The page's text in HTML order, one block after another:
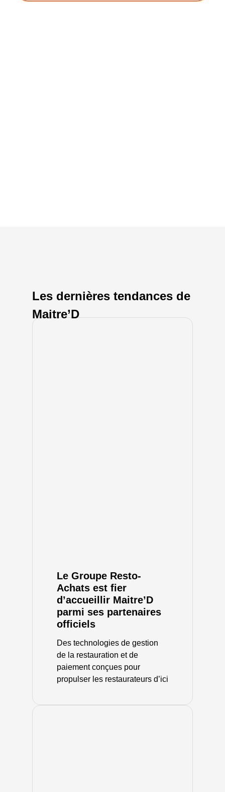
Les dernières tendances de
Maitre’D
Le Groupe Resto-
Achats est fier
d’accueillir Maitre’D
parmi ses partenaires
officiels
Des technologies de gestion
de la restauration et de
paiement conçues pour
propulser les restaurateurs d’ici